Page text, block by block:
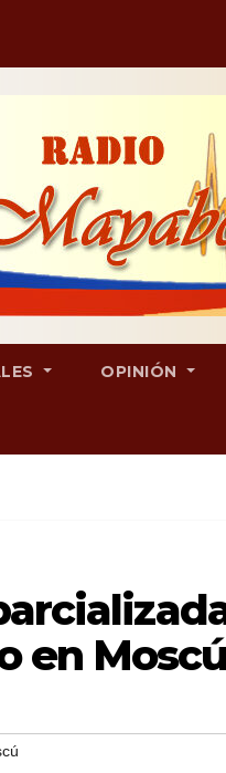
OPINIÓN
en Moscú